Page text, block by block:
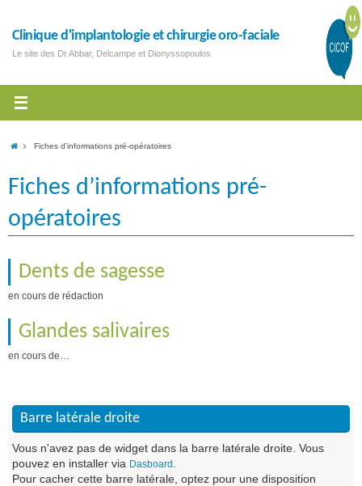
Clinique d'implantologie et chirurgie oro-faciale
Le site des Dr Abbar, Delcampe et Dionyssopoulos
Fiches d’informations pré-opératoires
Fiches d’informations pré-
opératoires
Dents de sagesse
en cours de rédaction
Glandes salivaires
en cours de…
Barre latérale droite
Vous n'avez pas de widget dans la barre latérale droite. Vous
pouvez en installer via Dasboard
Pour cacher cette barre latérale, optez pour une disposition